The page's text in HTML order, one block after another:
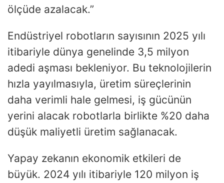
ölçüde azalacak.”
Endüstriyel robotların sayısının 2025 yılı
itibariyle dünya genelinde 3,5 milyon
adedi aşması bekleniyor. Bu teknolojilerin
hızla yayılmasıyla, üretim süreçlerinin
daha verimli hale gelmesi, iş gücünün
yerini alacak robotlarla birlikte %20 daha
düşük maliyetli üretim sağlanacak.
Yapay zekanın ekonomik etkileri de
büyük. 2024 yılı itibariyle 120 milyon iş